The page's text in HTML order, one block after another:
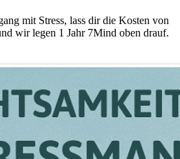
mit Stress, lass dir die Kosten von
wir legen 1 Jahr 7Mind oben drauf.